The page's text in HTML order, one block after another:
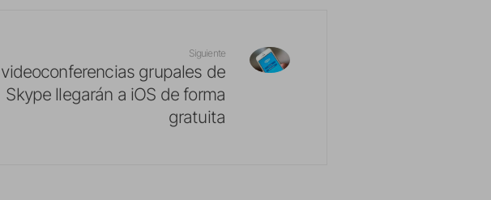
Siguiente
grupales de
Skype llegarán a iOS de forma
gratuita